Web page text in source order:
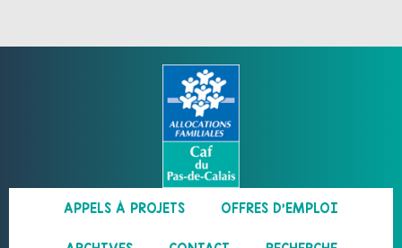
APPELS À PROJETS OFFRES D’EMPLOI